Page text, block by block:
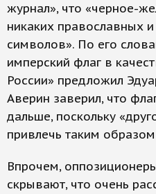
журнал», что «черное-
никаких православных
символов». По его
имперский флаг в
России» предложил
Аверин заверил, что
дальше, поскольку
привлечь таким
Впрочем,
скрывают, что очень